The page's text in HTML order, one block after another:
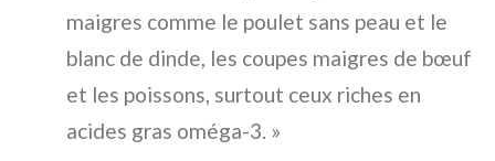
maigres comme le poulet sans peau et le
blanc de dinde, les coupes maigres de bœuf
et les poissons, surtout ceux riches en
acides gras oméga-3. »